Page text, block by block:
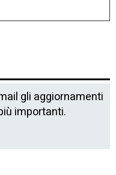
gli aggiornamenti
importanti.